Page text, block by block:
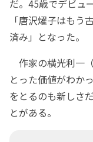
だ。45歳でデビュ
「唐沢燿子はもう
済み」となった。
作家の横光利一
とった価値がわか
をとるのも新しさ
とがある。